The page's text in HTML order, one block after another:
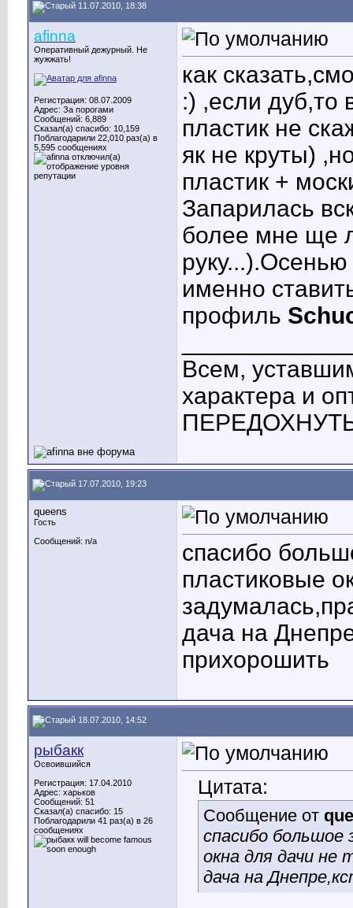
11.07.2010, 18:38
afinna
Оперативный дежурный. Не
жужжать!
Регистрация: 08.07.2009
Адрес: За порогами
Сообщений: 6,889
Сказал(а) спасибо: 10,159
Поблагодарили 22,010 раз(а) в
5,595 сообщениях
как
:) ,если дуб,то
пластик не
як не круты)
пластик +
Запарилась
более мне ще
именно
профиль
Всем,
характера и
17.07.2010, 19:23
queens
Гость
Сообщений: n/a
спасибо
пластиковые
дача на
прихорошить
18.07.2010, 14:52
рыбакк
Освоившийся
Регистрация: 17.04.2010
Адрес: харьков
Сообщений: 51
Сказал(а) спасибо: 15
Поблагодарили 41 раз(а) в 26
сообщениях
Цитата:
Сообщение от
спасибо
окна для дачи не
дача на